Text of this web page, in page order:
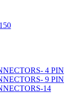
4 PIN
9 PIN
14